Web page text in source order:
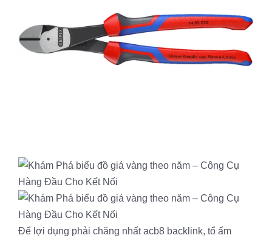
Để lợi dụng phải chăng nhất acb8 backlink, tổ ấm